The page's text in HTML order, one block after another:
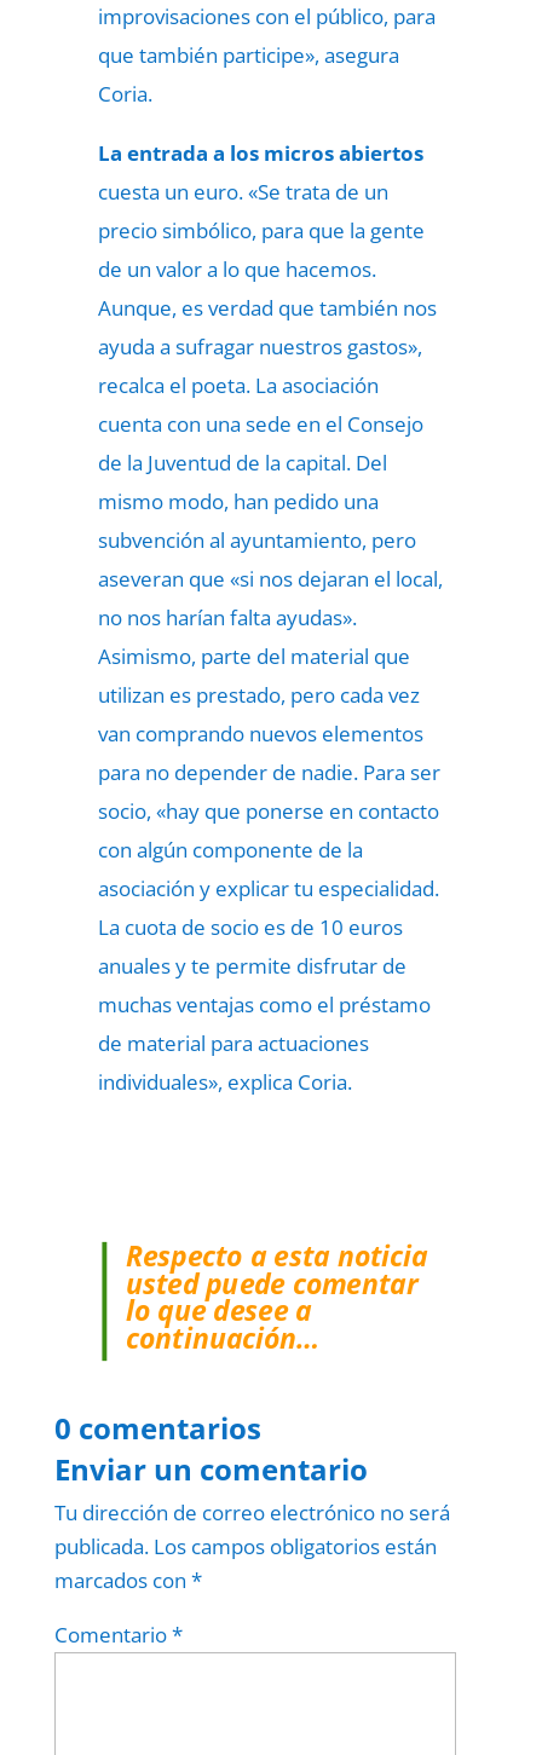
improvisaciones con el público, para
que también participe», asegura
Coria.
La entrada a los microsabiertos
cuesta un euro. «Se trata de un
precio simbólico, para que la gente
de un valor a lo que hacemos.
Aunque, es verdad que también nos
ayuda a sufragar nuestros gastos»,
recalca el poeta. La asociación
cuenta con una sede en el Consejo
de la Juventud de la capital. Del
mismo modo, han pedido una
subvención al ayuntamiento, pero
aseveran que «si nos dejaran el local,
no nos harían falta ayudas».
Asimismo, parte del material que
utilizan es prestado, pero cada vez
van comprando nuevos elementos
para no depender de nadie. Para ser
socio, «hay que ponerse en contacto
con algún componente de la
asociación y explicar tu especialidad.
La cuota de socio es de 10 euros
anuales y te permite disfrutar de
muchas ventajas como el préstamo
de material para actuaciones
individuales», explica Coria.
Respecto a esta noticia
usted puede comentar
lo que desee a
continuación…
0 comentarios
Enviar un comentario
Tu dirección de correo electrónico no será
publicada. Los campos obligatorios están
marcados con *
Comentario*